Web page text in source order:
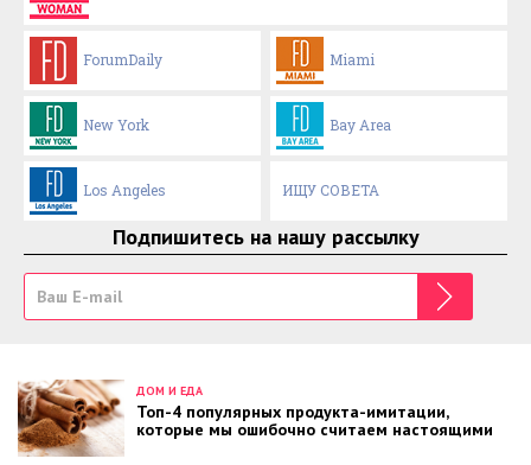
ForumDaily Miami
New York Bay Area
Los Angeles ИЩУ СОВЕТА
Подпишитесь на нашу рассылку
ДОМ И ЕДА
Топ-4 популярных продукта-имитации,
которые мы ошибочно считаем настоящими